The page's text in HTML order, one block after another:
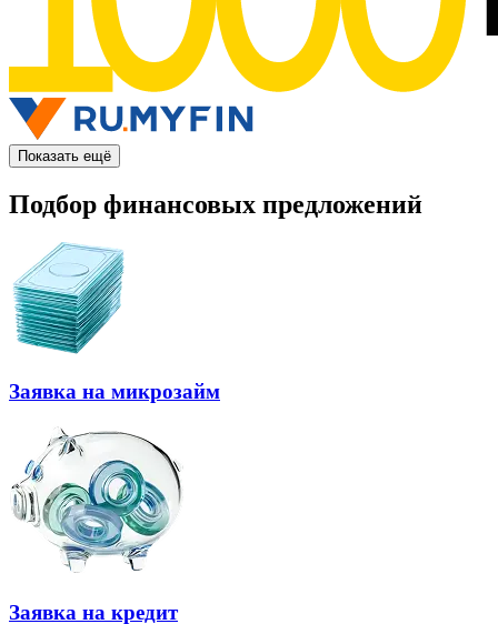
Показать ещё
Подбор финансовых предложений
Заявка на микрозайм
Заявка на кредит